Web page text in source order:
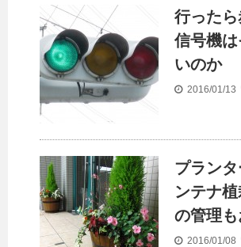
行った
信号機
いのか
2016/01/13
プラン
ンテナ
の管理
2016/01/08